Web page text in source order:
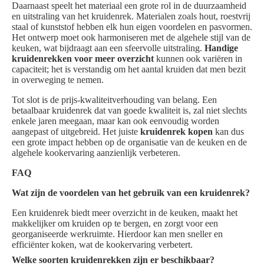
Daarnaast speelt het materiaal een grote rol in de duurzaamheid
en uitstraling van het kruidenrek. Materialen zoals hout, roestvrij
staal of kunststof hebben elk hun eigen voordelen en pasvormen.
Het ontwerp moet ook harmoniseren met de algehele stijl van de
keuken, wat bijdraagt aan een sfeervolle uitstraling. Handige
kruidenrekken voor meer overzicht kunnen ook variëren in
capaciteit; het is verstandig om het aantal kruiden dat men bezit
in overweging te nemen.
Tot slot is de prijs-kwaliteitverhouding van belang. Een
betaalbaar kruidenrek dat van goede kwaliteit is, zal niet slechts
enkele jaren meegaan, maar kan ook eenvoudig worden
aangepast of uitgebreid. Het juiste kruidenrek kopen kan dus
een grote impact hebben op de organisatie van de keuken en de
algehele kookervaring aanzienlijk verbeteren.
FAQ
Wat zijn de voordelen van het gebruik van een kruidenrek?
Een kruidenrek biedt meer overzicht in de keuken, maakt het
makkelijker om kruiden op te bergen, en zorgt voor een
georganiseerde werkruimte. Hierdoor kan men sneller en
efficiënter koken, wat de kookervaring verbetert.
Welke soorten kruidenrekken zijn er beschikbaar?